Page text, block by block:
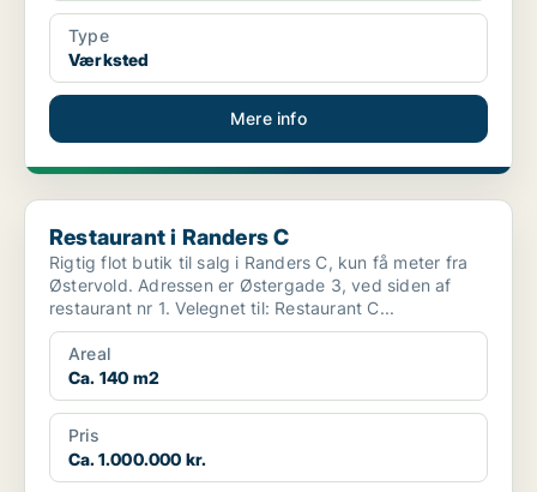
Type
Værksted
Mere info
Restaurant i Randers C
Restaurant i Randers C
Rigtig flot butik til salg i Randers C, kun få meter fra
Østervold. Adressen er Østergade 3, ved siden af
restaurant nr 1. Velegnet til: Restaurant C...
Areal
Ca. 140 m2
Pris
Ca. 1.000.000 kr.